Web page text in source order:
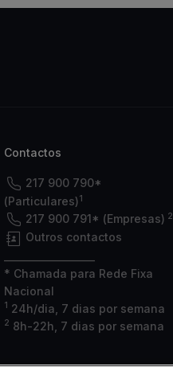
Contactos
217 900 790*
(Particulares)1
217 900 791* (Empresas) 2
Outros contactos
* Chamada para Rede Fixa
Nacional
1 24h/dia, 7 dias por semana
2 8h-22h, 7 dias por semana